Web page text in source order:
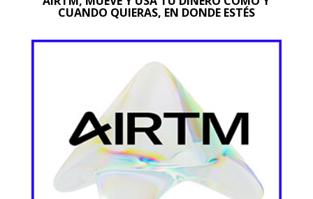
CUANDO QUIERAS, EN DONDE ESTÉS